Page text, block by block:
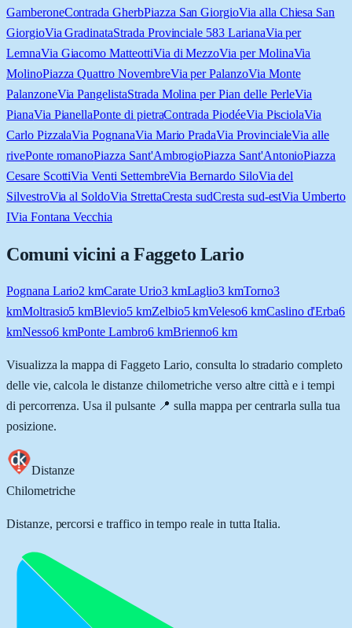
GamberoneContrada GherbPiazza San GiorgioVia alla Chiesa San
GiorgioVia GradinataStrada Provinciale 583 LarianaVia per
LemnaVia Giacomo MatteottiVia di MezzoVia per MolinaVia
MolinoPiazza Quattro NovembreVia per PalanzoVia Monte
PalanzoneVia PangelistaStrada Molina per Pian delle PerleVia
PianaVia PianellaPonte di pietraContrada PiodéeVia PisciolaVia
Carlo PizzalaVia PognanaVia Mario PradaVia ProvincialeVia alle
rivePonte romanoPiazza Sant'AmbrogioPiazza Sant'AntonioPiazza
Cesare ScottiVia Venti SettembreVia Bernardo SiloVia del
SilvestroVia al SoldoVia StrettaCresta sudCresta sud-estVia Umberto
IVia Fontana Vecchia
Comuni vicini aFaggeto Lario
Pognana Lario2 kmCarate Urio3kmLaglio3 kmTorno3
kmMoltrasio5 kmBlevio5kmZelbio5kmVeleso6 kmCaslino d'Erba6
kmNesso6kmPonte Lambro6kmBrienno6 km
Visualizza la mappa di Faggeto Lario, consulta lo stradario completo
delle vie, calcola le distanze chilometriche verso altre città e i tempi
di percorrenza. Usa il pulsante 📍 sulla mappa per centrarla sulla tua
posizione.
Distanze
Chilometriche
Distanze, percorsi e traffico in tempo reale in tutta Italia.